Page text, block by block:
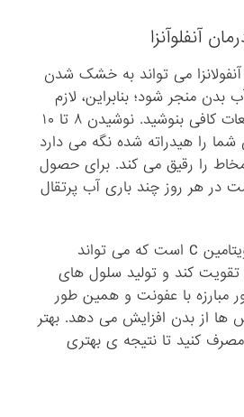
می تواند به خشک شدن
منجر شود؛ بنابراین، لازم
است در طول روز مایعات کافی بنوشید. نوشیدن ۸ تا ۱۰
را هیدراته شده نگه می دارد
را رقیق می کند. برای حصول
در هر روز چند باری آب پرتقال
آب پرتقال سرشار از ویتامین C است که می تواند
کند و تولید سلول های
مبارزه با عفونت و همین طور
ها از بدن افزایش می دهد. بهتر
کنید تا نتیجه ی بهتری